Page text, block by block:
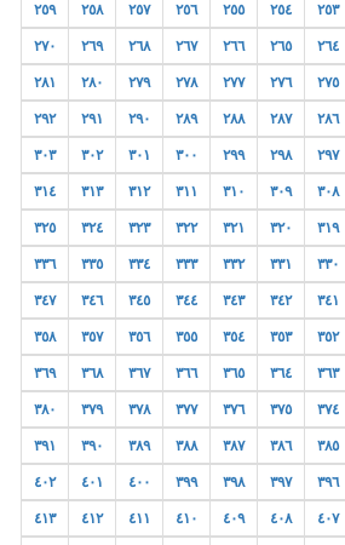
٢٥٣ ٢٥٤ ٢٥٥ ٢٥٦ ٢٥٧ ٢٥٨ ٢٥٩
٢٦٤ ٢٦٥ ٢٦٦ ٢٦٧ ٢٦٨ ٢٦٩ ٢٧٠
٢٧٥ ٢٧٦ ٢٧٧ ٢٧٨ ٢٧٩ ٢٨٠ ٢٨١
٢٨٦ ٢٨٧ ٢٨٨ ٢٨٩ ٢٩٠ ٢٩١ ٢٩٢
٢٩٧ ٢٩٨ ٢٩٩ ٣٠٠ ٣٠١ ٣٠٢ ٣٠٣
٣٠٨ ٣٠٩ ٣١٠ ٣١١ ٣١٢ ٣١٣ ٣١٤
٣١٩ ٣٢٠ ٣٢١ ٣٢٢ ٣٢٣ ٣٢٤ ٣٢٥
٣٣٠ ٣٣١ ٣٣٢ ٣٣٣ ٣٣٤ ٣٣٥ ٣٣٦
٣٤١ ٣٤٢ ٣٤٣ ٣٤٤ ٣٤٥ ٣٤٦ ٣٤٧
٣٥٢ ٣٥٣ ٣٥٤ ٣٥٥ ٣٥٦ ٣٥٧ ٣٥٨
٣٦٣ ٣٦٤ ٣٦٥ ٣٦٦ ٣٦٧ ٣٦٨ ٣٦٩
٣٧٤ ٣٧٥ ٣٧٦ ٣٧٧ ٣٧٨ ٣٧٩ ٣٨٠
٣٨٥ ٣٨٦ ٣٨٧ ٣٨٨ ٣٨٩ ٣٩٠ ٣٩١
٣٩٦ ٣٩٧ ٣٩٨ ٣٩٩ ٤٠٠ ٤٠١ ٤٠٢
٤٠٧ ٤٠٨ ٤٠٩ ٤١٠ ٤١١ ٤١٢ ٤١٣